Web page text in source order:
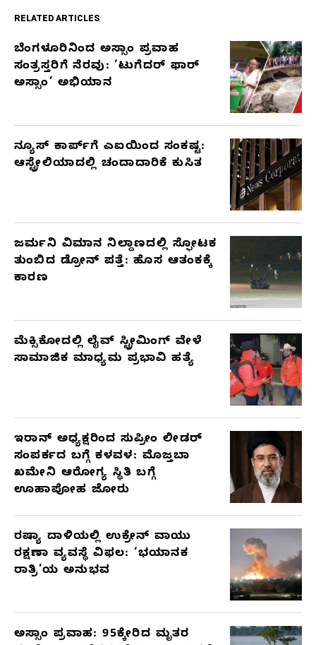
RELATED ARTICLES
RELATED
ARTICLES
ಬೆಂಗಳೂರಿನಿಂದ ಅಸ್ಸಾಂ ಪ್ರವಾಹ
ಸಂತ್ರಸ್ತರಿಗೆ ನೆರವು: ‘ಟುಗೆದರ್ ಫಾರ್
ಅಸ್ಸಾಂ’ ಅಭಿಯಾನ
ನ್ಯೂಸ್ ಕಾರ್ಪ್‌ಗೆ ಎಐಯಿಂದ ಸಂಕಷ್ಟ:
ಆಸ್ಟ್ರೇಲಿಯಾದಲ್ಲಿ ಚಂದಾದಾರಿಕೆ ಕುಸಿತ
ಜರ್ಮನಿ ವಿಮಾನ ನಿಲ್ದಾಣದಲ್ಲಿ ಸ್ಫೋಟಕ
ತುಂಬಿದ ಡ್ರೋನ್ ಪತ್ತೆ: ಹೊಸ ಆತಂಕಕ್ಕೆ
ಕಾರಣ
ಮೆಕ್ಸಿಕೋದಲ್ಲಿ ಲೈವ್ ಸ್ಟ್ರೀಮಿಂಗ್ ವೇಳೆ
ಸಾಮಾಜಿಕ ಮಾಧ್ಯಮ ಪ್ರಭಾವಿ ಹತ್ಯೆ
ಇರಾನ್ ಅಧ್ಯಕ್ಷರಿಂದ ಸುಪ್ರೀಂ ಲೀಡರ್
ಸಂಪರ್ಕದ ಬಗ್ಗೆ ಕಳವಳ: ಮೊಜ್ತಬಾ
ಖಮೇನಿ ಆರೋಗ್ಯ ಸ್ಥಿತಿ ಬಗ್ಗೆ
ಊಹಾಪೋಹ ಜೋರು
ರಷ್ಯಾ ದಾಳಿಯಲ್ಲಿ ಉಕ್ರೇನ್ ವಾಯು
ರಕ್ಷಣಾ ವ್ಯವಸ್ಥೆ ವಿಫಲ: ‘ಭಯಾನಕ
ರಾತ್ರಿ’ಯ ಅನುಭವ
ಅಸ್ಸಾಂ ಪ್ರವಾಹ: 95ಕ್ಕೇರಿದ ಮೃತರ